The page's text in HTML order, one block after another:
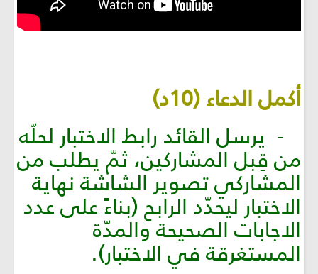
أكمل الدعاء (10د)
- يرسل القائد رابط الاختبار لحلّه
من قِبل المشاركين، ثمّ يطلب من
المشاركي تصوير الشاشة نهاية
الاختبار ليحدّد الرابح (بناءً على عدد
الاجابات الصحيحة والمدّة
المستغرقة في الاختبار).